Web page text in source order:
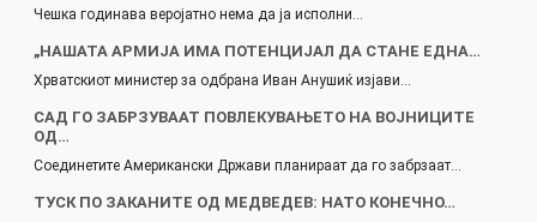
Чешка годинава веројатно нема да ја исполни…
„НАШАТА АРМИЈА ИМА ПОТЕНЦИЈАЛ ДА СТАНЕ ЕДНА…
Хрватскиот министер за одбрана Иван Анушиќ изјави…
САД ГО ЗАБРЗУВААТ ПОВЛЕКУВАЊЕТО НА ВОЈНИЦИТЕ
ОД…
Соединетите Американски Држави планираат да го забрзаат…
ТУСК ПО ЗАКАНИТЕ ОД МЕДВЕДЕВ: НАТО КОНЕЧНО…